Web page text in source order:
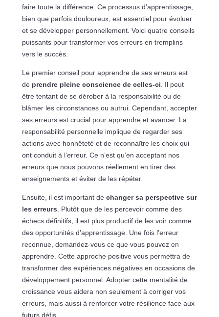
faire toute la différence. Ce processus d’apprentissage,
bien que parfois douloureux, est essentiel pour évoluer
et se développer personnellement. Voici quatre conseils
puissants pour transformer vos erreurs en tremplins
vers le succès.
Le premier conseil pour apprendre de ses erreurs est
de prendre pleine conscience de celles-ci . Il peut
être tentant de se dérober à la responsabilité ou de
blâmer les circonstances ou autrui. Cependant, accepter
ses erreurs est crucial pour apprendre et avancer. La
responsabilité personnelle implique de regarder ses
actions avec honnêteté et de reconnaître les choix qui
ont conduit à l’erreur. Ce n’est qu’en acceptant nos
erreurs que nous pouvons réellement en tirer des
enseignements et éviter de les répéter.
Ensuite, il est important de changer sa perspective sur
les erreurs . Plutôt que de les percevoir comme des
échecs définitifs, il est plus productif de les voir comme
des opportunités d’apprentissage. Une fois l’erreur
reconnue, demandez-vous ce que vous pouvez en
apprendre. Cette approche positive vous permettra de
transformer des expériences négatives en occasions de
développement personnel. Adopter cette mentalité de
croissance vous aidera non seulement à corriger vos
erreurs, mais aussi à renforcer votre résilience face aux
futurs défis.